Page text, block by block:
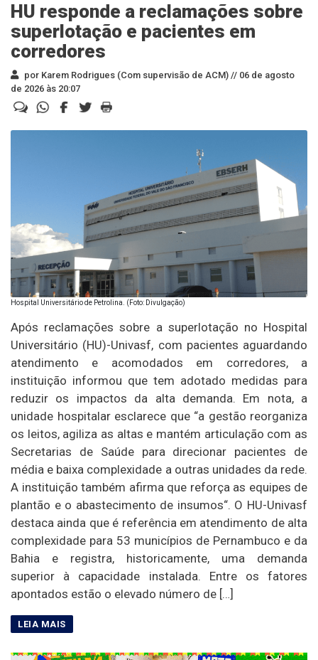
HU responde a reclamações sobre
superlotação e pacientes em
corredores
por Karem Rodrigues (Com supervisão de ACM) // 06 de agosto
de 2026 às 20:07
Hospital Universitário de Petrolina. (Foto: Divulgação)
Após reclamações sobre a superlotação no Hospital
Universitário (HU)-Univasf, com pacientes aguardando
atendimento e acomodados em corredores, a
instituição informou que tem adotado medidas para
reduzir os impactos da alta demanda. Em nota, a
unidade hospitalar esclarece que “a gestão reorganiza
os leitos, agiliza as altas e mantém articulação com as
Secretarias de Saúde para direcionar pacientes de
média e baixa complexidade a outras unidades da rede.
A instituição também afirma que reforça as equipes de
plantão e o abastecimento de insumos“. O HU-Univasf
destaca ainda que é referência em atendimento de alta
complexidade para 53 municípios de Pernambuco e da
Bahia e registra, historicamente, uma demanda
superior à capacidade instalada. Entre os fatores
apontados estão o elevado número de […]